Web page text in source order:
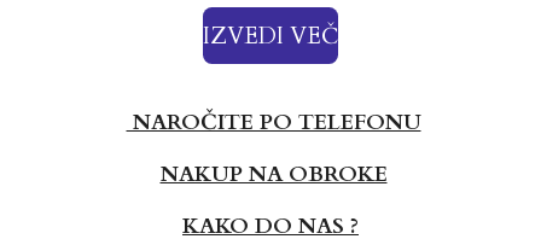
IZVEDI VEČ
NAROČITE PO TELEFONU
NAKUP NA OBROKE
KAKO DO NAS ?